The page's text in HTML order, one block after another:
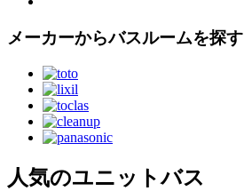
メーカーからバスルームを探す
人気のユニットバス